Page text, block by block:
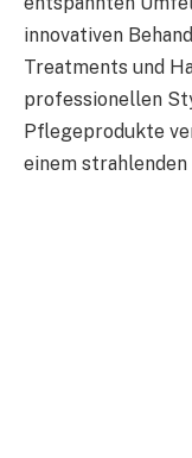
innovativen
Treatments und
professionellen
Pflegeprodukte
einem strahlenden